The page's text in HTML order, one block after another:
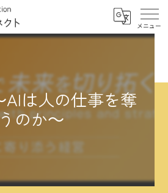
AIは人の仕事を奪
うのか～